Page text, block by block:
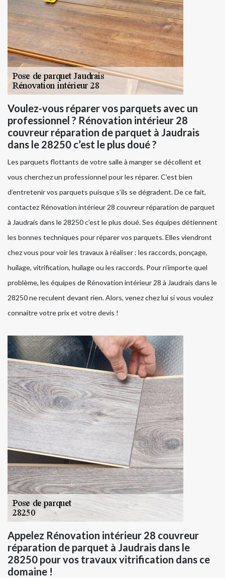
Voulez-vous réparer vos parquets avec un
professionnel ? Rénovation intérieur 28
couvreur réparation de parquet à Jaudrais
dans le 28250 c’est le plus doué ?
Les parquets flottants de votre salle à manger se décollent et
vous cherchez un professionnel pour les réparer. C’est bien
d’entretenir vos parquets puisque s’ils se dégradent. De ce fait,
contactez Rénovation intérieur 28 couvreur réparation de parquet
à Jaudrais dans le 28250 c’est le plus doué. Ses équipes détiennent
les bonnes techniques pour réparer vos parquets. Elles viendront
chez vous pour voir les travaux à réaliser : les raccords, ponçage,
huilage, vitrification, huilage ou les raccords. Pour n’importe quel
problème, les équipes de Rénovation intérieur 28 à Jaudrais dans le
28250 ne reculent devant rien. Alors, venez chez lui si vous voulez
connaitre votre prix et votre devis !
Appelez Rénovation intérieur 28 couvreur
réparation de parquet à Jaudrais dans le
28250 pour vos travaux vitrification dans ce
domaine !